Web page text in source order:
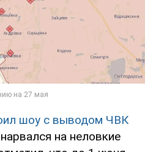
шоу с выводом ЧВК
на неловкие